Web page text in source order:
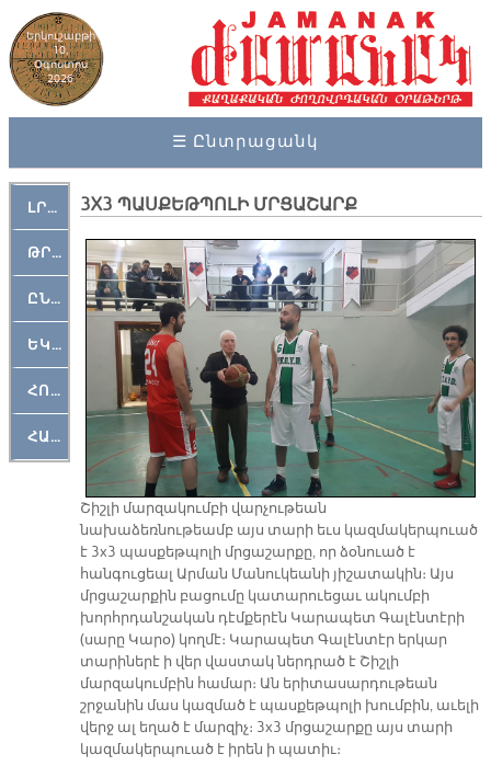
Երկուշաբթի
10,
Օգոստոս
2026
☰ Ընտրացանկ
ԼՐԱՀՈՍ
ԹՐՔԱՀԱՅ ԿԵԱՆՔ
ԸՆԿԵՐԱՄՇԱԿՈՒԹԱՅԻՆ
ԵԿԵՂԵՑԱԿԱՆ
ՀՈԳԵՄՏԱՒՈՐ
ՀԱՐԹԱԿ
3X3 ՊԱՍՔԵԹՊՈԼԻ ՄՐՑԱՇԱՐՔ
Շիշլի մարզակումբի վարչութեան
նախաձեռնութեամբ այս տարի եւս կազմակերպուած
է 3x3 պասքեթպոլի մրցաշարքը, որ ձօնուած է
հանգուցեալ Արման Մանուկեանի յիշատակին։ Այս
մրցաշարքին բացումը կատարուեցաւ ակումբի
խորհրդանշական դէմքերէն Կարապետ Գալէնտէրի
(սարը Կարօ) կողմէ։ Կարապետ Գալէնտէր երկար
տարիներէ ի վեր վաստակ ներդրած է Շիշլի
մարզակումբին համար։ Ան երիտասարդութեան
շրջանին մաս կազմած է պասքեթպոլի խումբին, աւելի
վերջ ալ եղած է մարզիչ։ 3x3 մրցաշարքը այս տարի
կազմակերպուած է իրեն ի պատիւ։